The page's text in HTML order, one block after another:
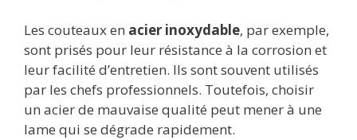
Les couteaux en acier inoxydable, par exemple,
sont prisés pour leur résistance à la corrosion et
leur facilité d’entretien. Ils sont souvent utilisés
par les chefs professionnels. Toutefois, choisir
un acier de mauvaise qualité peut mener à une
lame qui se dégrade rapidement.